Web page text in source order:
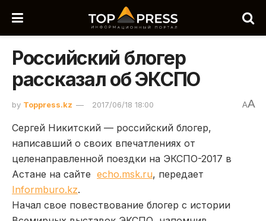
Российский блогер
рассказал об ЭКСПО
by Toppress.kz 2017/06/18 18:00 AA
Сергей Никитский — российский блогер,
написавший о своих впечатлениях от
целенаправленной поездки на ЭКСПО-2017 в
Астане на сайте echo.msk.ru, передает
Informburo.kz.
Начал свое повествование блогер с истории